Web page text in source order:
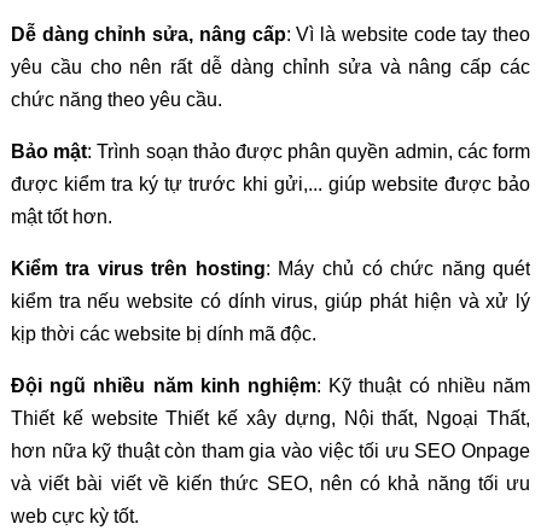
Dễ dàng chỉnh sửa, nâng cấp: Vì là website code tay theo
yêu cầu cho nên rất dễ dàng chỉnh sửa và nâng cấp các
chức năng theo yêu cầu.
Bảo mật: Trình soạn thảo được phân quyền admin, các form
được kiểm tra ký tự trước khi gửi,... giúp website được bảo
mật tốt hơn.
Kiểm tra virus trên hosting: Máy chủ có chức năng quét
kiểm tra nếu website có dính virus, giúp phát hiện và xử lý
kịp thời các website bị dính mã độc.
Đội ngũ nhiều năm kinh nghiệm: Kỹ thuật có nhiều năm
Thiết kế website Thiết kế xây dựng, Nội thất, Ngoại Thất,
hơn nữa kỹ thuật còn tham gia vào việc tối ưu SEO Onpage
và viết bài viết về kiến thức SEO, nên có khả năng tối ưu
web cực kỳ tốt.